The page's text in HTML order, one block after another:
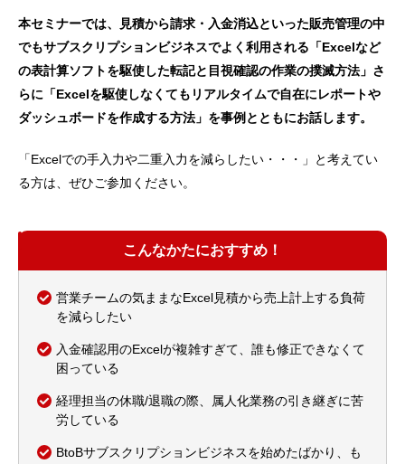
本セミナーでは、見積から請求・入金消込といった販売管理の中
でもサブスクリプションビジネスでよく利用される「Excelなど
の表計算ソフトを駆使した転記と目視確認の作業の撲滅方法」さ
らに「Excelを駆使しなくてもリアルタイムで自在にレポートや
ダッシュボードを作成する方法」を事例とともにお話します。
「Excelでの手入力や二重入力を減らしたい・・・」と考えてい
る方は、ぜひご参加ください。
こんなかたにおすすめ！
営業チームの気ままなExcel見積から売上計上する負荷
を減らしたい
入金確認用のExcelが複雑すぎて、誰も修正できなくて
困っている
経理担当の休職/退職の際、属人化業務の引き継ぎに苦
労している
BtoBサブスクリプションビジネスを始めたばかり、も